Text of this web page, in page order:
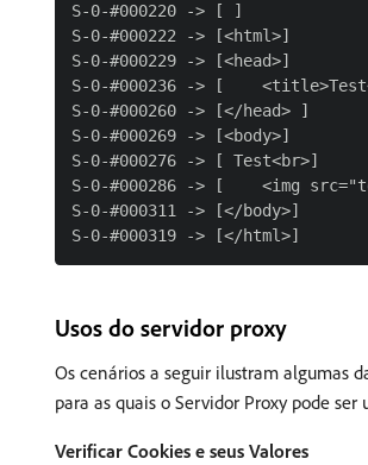
S-0-#000220 -> [ ]
S-0-#000222 -> [<html>]
S-0-#000229 -> [<head>]
S-0-#000236 -> [
S-0-#000260 -> [</head> ]
S-0-#000269 -> [<body>]
S-0-#000276 -> [ Test<br>]
S-0-#000286 -> [    <img
S-0-#000311 -> [</body>]
Usos do servidor proxy
Os cenários a seguir ilustram algumas
para as quais o Servidor Proxy pode ser
Verificar Cookies e seus Valores